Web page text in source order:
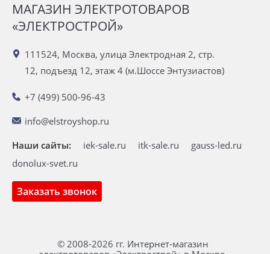
МАГАЗИН ЭЛЕКТРОТОВАРОВ
«ЭЛЕКТРОСТРОЙ»
111524, Москва, улица Электродная 2, стр.
12, подъезд 12, этаж 4 (м.Шоссе Энтузиастов)
+7 (499) 500-96-43
info@elstroyshop.ru
Заказать звонок
Наши сайты: iek-sale.ru itk-sale.ru
gauss-led.ru
donolux-svet.ru
© 2008-2026 гг. Интернет-магазин